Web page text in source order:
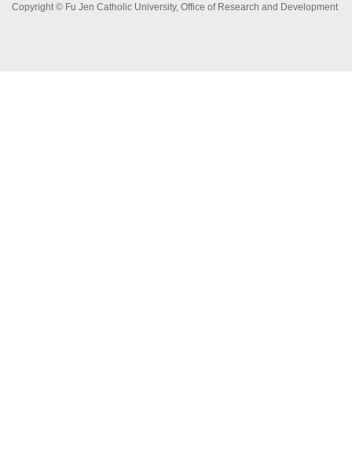
Copyright © Fu Jen Catholic University, Office of Research and Development